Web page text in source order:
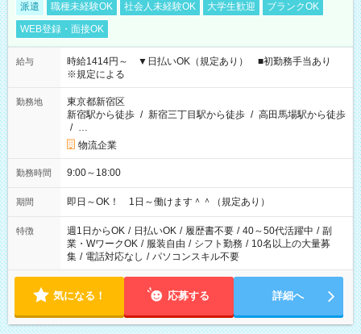
派遣 職種未経験OK 社会人未経験OK 大学生歓迎
ブランクOK
WEB登録・面接OK
給与
時給1414円～ ▼日払いOK（規定あり） ■初勤務手当あり
※規定による
勤務地
東京都新宿区
新宿駅から徒歩 / 新宿三丁目駅から徒歩 / 高田馬場駅から徒歩
/ …
物流企業
勤務時間 9:00～18:00
期間 即日～OK！ 1日～働けます＾＾（規定あり）
特徴 週1日からOK / 日払いOK / 履歴書不要 / 40～50代活躍中 / 副
業・WワークOK / 服装自由 / シフト勤務 / 10名以上の大量募
集 / 電話対応なし / パソコンスキル不要
気になる！ 応募する 詳細へ